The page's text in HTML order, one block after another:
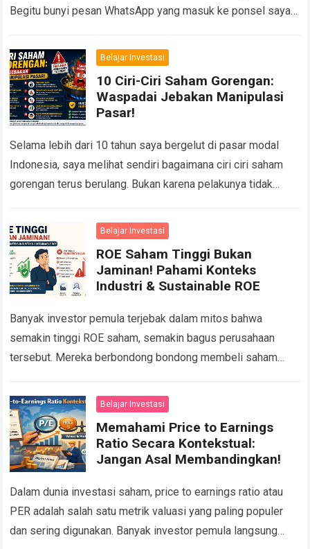
Begitu bunyi pesan WhatsApp yang masuk ke ponsel saya
Belajar Investasi
10 Ciri-Ciri Saham Gorengan:
Waspadai Jebakan Manipulasi
Pasar!
Selama lebih dari 10 tahun saya bergelut di pasar modal
Indonesia, saya melihat sendiri bagaimana ciri ciri saham
gorengan terus berulang. Bukan karena pelakunya tidak
Belajar Investasi
ROE Saham Tinggi Bukan
Jaminan! Pahami Konteks
Industri & Sustainable ROE
Banyak investor pemula terjebak dalam mitos bahwa
semakin tinggi ROE saham, semakin bagus perusahaan
tersebut. Mereka berbondong bondong membeli saham
Read more
Belajar Investasi
Memahami Price to Earnings
Ratio Secara Kontekstual:
Jangan Asal Membandingkan!
Dalam dunia investasi saham, price to earnings ratio atau
PER adalah salah satu metrik valuasi yang paling populer
dan sering digunakan. Banyak investor pemula langsung